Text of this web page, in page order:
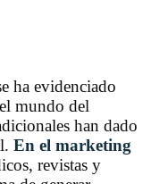
ha evidenciado
mundo del
han dado
En el marketing
revistas y